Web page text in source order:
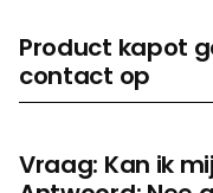
Product kapot
contact op
Vraag: Kan ik